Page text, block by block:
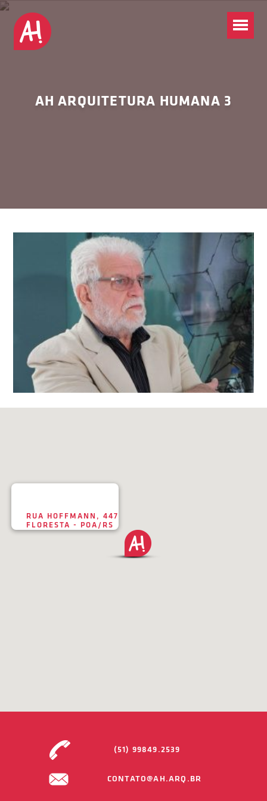
AH ARQUITETURA HUMANA 3
RUA HOFFMANN, 447
FLORESTA - POA/RS
(51) 99849.2539
CONTATO@AH.ARQ.BR